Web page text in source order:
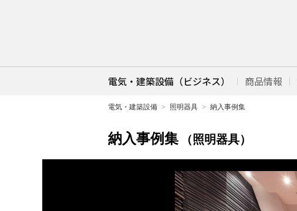
電気・建築設備（ビジネス） 商品情報
電気・建築設備 照明器具 納入事例集
納入事例集 （照明器具）